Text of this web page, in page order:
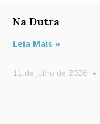
Na Dutra
Leia Mais »
11 de julho de 2026